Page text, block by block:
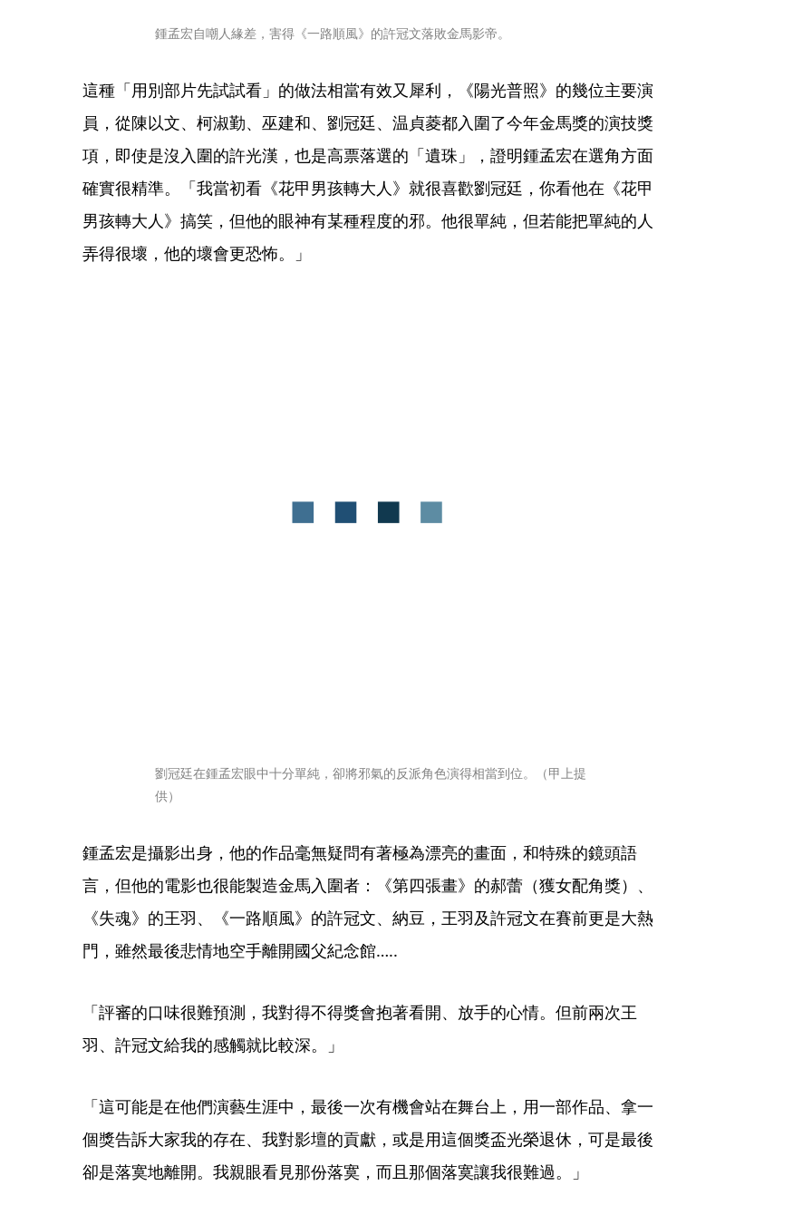
鍾孟宏自嘲人緣差，害得《一路順風》的許冠文落敗金馬影帝。
這種「用別部片先試試看」的做法相當有效又犀利，《陽光普照》的幾位主要演
員，從陳以文、柯淑勤、巫建和、劉冠廷、温貞菱都入圍了今年金馬獎的演技獎
項，即使是沒入圍的許光漢，也是高票落選的「遺珠」，證明鍾孟宏在選角方面
確實很精準。「我當初看《花甲男孩轉大人》就很喜歡劉冠廷，你看他在《花甲
男孩轉大人》搞笑，但他的眼神有某種程度的邪。他很單純，但若能把單純的人
弄得很壞，他的壞會更恐怖。」
劉冠廷在鍾孟宏眼中十分單純，卻將邪氣的反派角色演得相當到位。（甲上提
供）
鍾孟宏是攝影出身，他的作品毫無疑問有著極為漂亮的畫面，和特殊的鏡頭語
言，但他的電影也很能製造金馬入圍者：《第四張畫》的郝蕾（獲女配角獎）、
《失魂》的王羽、《一路順風》的許冠文、納豆，王羽及許冠文在賽前更是大熱
門，雖然最後悲情地空手離開國父紀念館…..
「評審的口味很難預測，我對得不得獎會抱著看開、放手的心情。但前兩次王
羽、許冠文給我的感觸就比較深。」
「這可能是在他們演藝生涯中，最後一次有機會站在舞台上，用一部作品、拿一
個獎告訴大家我的存在、我對影壇的貢獻，或是用這個獎盃光榮退休，可是最後
卻是落寞地離開。我親眼看見那份落寞，而且那個落寞讓我很難過。」